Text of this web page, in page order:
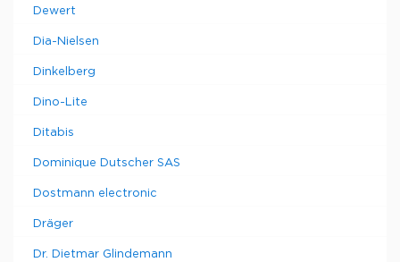
Dewert
Dia-Nielsen
Dinkelberg
Dino-Lite
Ditabis
Dominique Dutscher SAS
Dostmann electronic
Dräger
Dr. Dietmar Glindemann